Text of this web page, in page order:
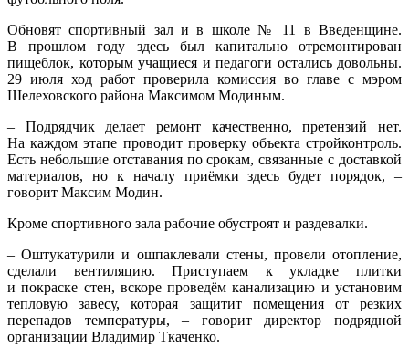
Обновят спортивный зал и в школе № 11 в Введенщине.
В прошлом году здесь был капитально отремонтирован
пищеблок, которым учащиеся и педагоги остались довольны.
29 июля ход работ проверила комиссия во главе с мэром
Шелеховского района Максимом Модиным.
– Подрядчик делает ремонт качественно, претензий нет.
На каждом этапе проводит проверку объекта стройконтроль.
Есть небольшие отставания по срокам, связанные с доставкой
материалов, но к началу приёмки здесь будет порядок, –
говорит Максим Модин.
Кроме спортивного зала рабочие обустроят и раздевалки.
– Оштукатурили и ошпаклевали стены, провели отопление,
сделали вентиляцию. Приступаем к укладке плитки
и покраске стен, вскоре проведём канализацию и установим
тепловую завесу, которая защитит помещения от резких
перепадов температуры, – говорит директор подрядной
организации Владимир Ткаченко.